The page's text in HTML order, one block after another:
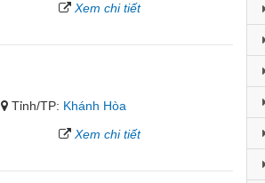
Xem chi tiết
Tỉnh/TP: Khánh Hòa
Xem chi tiết